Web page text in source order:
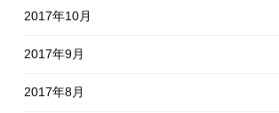
2017年10月
2017年9月
2017年8月